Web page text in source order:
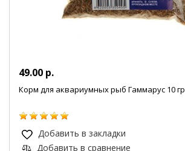
49.00 р.
Корм для аквариумных рыб Гаммарус 10 гр
Добавить в закладки
Добавить в сравнение